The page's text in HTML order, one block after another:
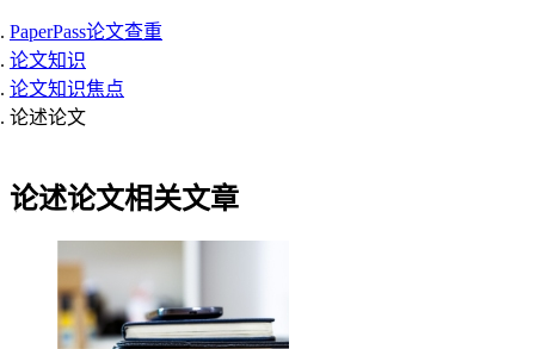
PaperPass论文查重
论文知识
论文知识焦点
论述论文
论述论文相关文章